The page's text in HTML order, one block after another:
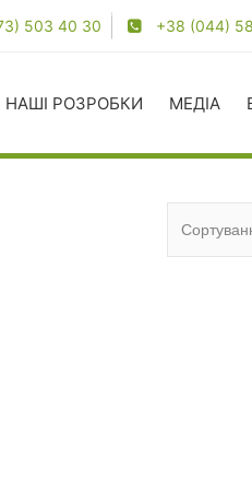
503 40 30 +38 (044)
НАШІ РОЗРОБКИ МЕДІА